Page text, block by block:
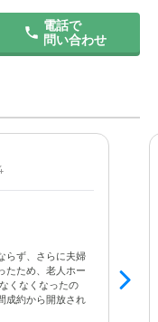
、日々の様子を些細
化を見守ってくれ
いても気づいてもら
す。代表の長谷川
ったと心から思える
ることすら稀で、
ませんでした。で
ご自身の時間が空
歩に出てくれる
元気になった証拠。
が、喜ばしいこと
はまだ自分で歩くこ
食べたりする時間
しのときの思い出
思い出しては「あ
ますが、本心では
ます。「皆のおか
れもというのはわ
ているようです。
電話で
問い合わせ
らず、さらに夫婦
たため、老人ホー
くなくなったの
成約から開放され